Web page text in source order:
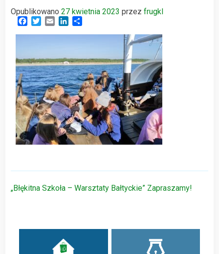
Opublikowano 27 kwietnia 2023 przez frugkl
Facebook
TwitterEmail LinkedIn
Nawigacja
„Błękitna Szkoła – Warsztaty Bałtyckie” Zapraszamy!